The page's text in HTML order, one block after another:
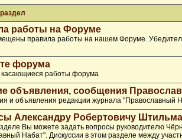
работы на Форуме
правила работы на нашем Форуме.
форума
касающиеся работы форума
объявления, сообщения
и объявления редакции журнала "Православный
Александру Робертовичу
Вы можете задать вопросы руководителю
Набат". Дискуссии в этом разделе между